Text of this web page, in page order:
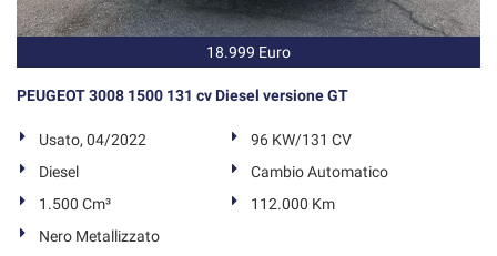
18.999 Euro
PEUGEOT 3008 1500 131 cv Diesel versione GT
Usato, 04/2022
96 KW/131 CV
Diesel
Cambio Automatico
1.500 Cm³
112.000 Km
Nero Metallizzato